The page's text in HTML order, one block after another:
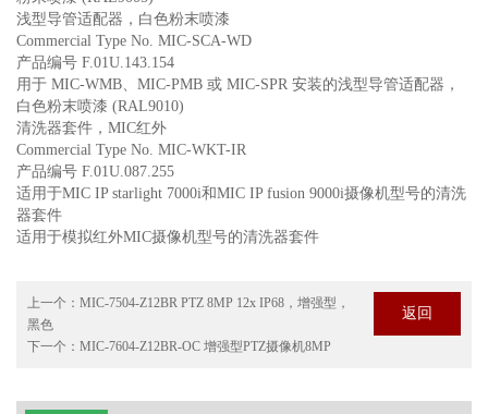
浅型导管适配器，白色粉末喷漆
Commercial Type No. MIC-SCA-WD
产品编号 F.01U.143.154
用于 MIC-WMB、MIC-PMB 或 MIC-SPR 安装的浅型导管适配器，
白色粉末喷漆 (RAL9010)
清洗器套件，MIC红外
Commercial Type No. MIC-WKT-IR
产品编号 F.01U.087.255
适用于MIC IP starlight 7000i和MIC IP fusion 9000i摄像机型号的清洗
器套件
适用于模拟红外MIC摄像机型号的清洗器套件
上一个： MIC-7504-Z12BR PTZ 8MP 12x IP68，增强型，
黑色
下一个： MIC-7604-Z12BR-OC 增强型PTZ摄像机8MP
返回